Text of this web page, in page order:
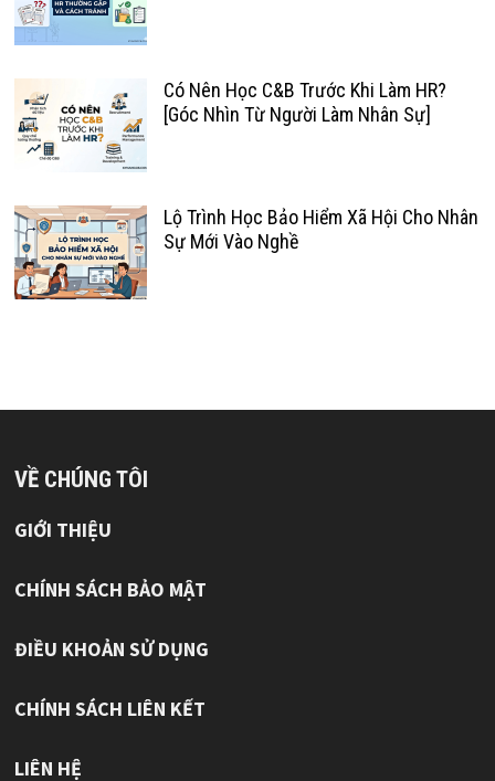
Có Nên Học C&B Trước Khi Làm HR?
[Góc Nhìn Từ Người Làm Nhân Sự]
Lộ Trình Học Bảo Hiểm Xã Hội Cho Nhân
Sự Mới Vào Nghề
VỀ CHÚNG TÔI
GIỚI THIỆU
CHÍNH SÁCH BẢO MẬT
ĐIỀU KHOẢN SỬ DỤNG
CHÍNH SÁCH LIÊN KẾT
LIÊN HỆ